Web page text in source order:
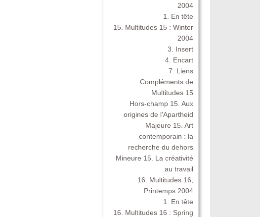
2004
1. En tête
15. Multitudes 15 : Winter
2004
3. Insert
4. Encart
7. Liens
Compléments de
Multitudes 15
Hors-champ 15. Aux
origines de l'Apartheid
Majeure 15. Art
contemporain : la
recherche du dehors
Mineure 15. La créativité
au travail
16. Multitudes 16,
Printemps 2004
1. En tête
16. Multitudes 16 : Spring